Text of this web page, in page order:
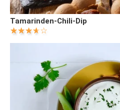
Tamarinden-Chili-Dip